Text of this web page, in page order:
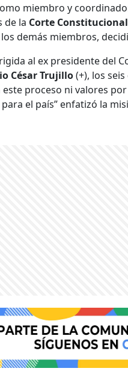
miembro y
de la Corte Constitucional
demás miembros,
al ex presidente del
César Trujillo(+), los
proceso ni valores
el país” enfatizó la